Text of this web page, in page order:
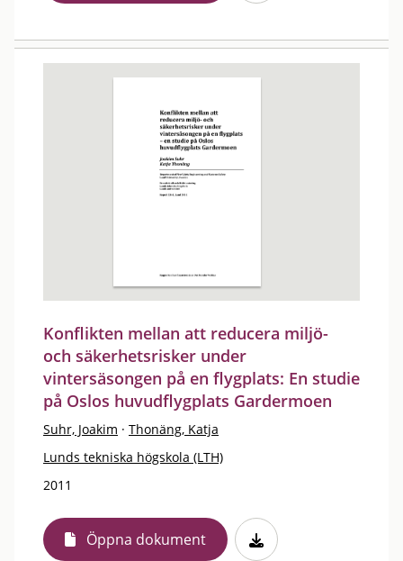
Konflikten mellan att reducera miljö-
och säkerhetsrisker under
vintersäsongen på en flygplats: En studie
på Oslos huvudflygplats Gardermoen
Suhr, Joakim · Thonäng, Katja
Lunds tekniska högskola (LTH)
2011
Öppna dokument